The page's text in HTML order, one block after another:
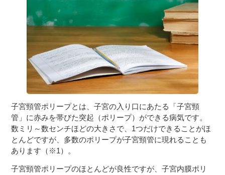
２歳児
７〜１２歳児
子宮頸管ポリープとは、子宮の入り口にあたる「子宮頸
管」に赤みを帯びた突起（ポリープ）ができる病気です。
数ミリ～数センチほどの大きさで、1つだけできることがほ
とんどですが、多数のポリープが子宮頸管に現れることも
あります（※1）。
子宮頸管ポリープのほとんどが良性ですが、子宮内膜ポリ